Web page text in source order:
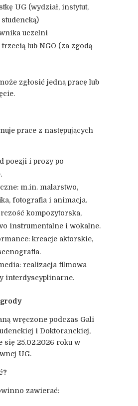
UG (wydział, instytut,
uczelni
lub NGO (za zgodą
zgłosić jedną pracę lub
prace z następujących
poezji i prozy po
m.in. malarstwo,
fotografia i animacja.
kompozytorska,
instrumentalne i wokalne.
kreacje aktorskie,
realizacja filmowa
interdyscyplinarne.
wręczone podczas Gali
i Doktoranckiej,
się 25.02.2026 roku w
UG.
zawierać: